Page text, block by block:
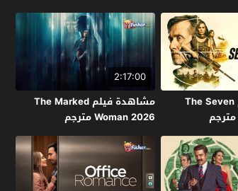
مشاهدة فيلم The Seven
2:17:00
مشاهدة فيلم The Marked
Woman 2026 مترجم